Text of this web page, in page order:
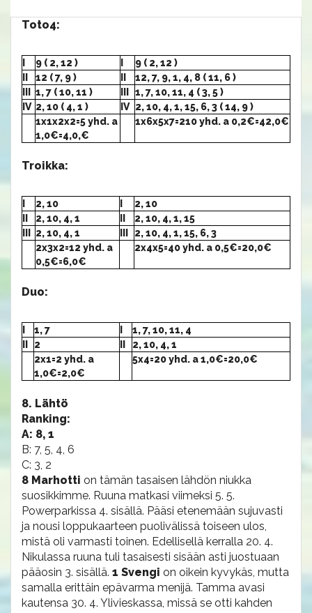
Toto4:
9 ( 2, 12 )
9 ( 2, 12 )
12 ( 7, 9 )
12, 7, 9, 1, 4, 8 ( 11, 6 )
1, 7 ( 10, 11 )
1, 7, 10, 11, 4 ( 3, 5 )
IV 2, 10 ( 4, 1 ) IV 2, 10, 4, 1, 15, 6, 3 ( 14, 9 )
1x1x2x2=5 yhd. a
1,0€=4,0,€
1x6x5x7=210 yhd. a 0,2€=42,0€
Troikka:
2, 10
2, 10
2, 10, 4, 1
2, 10, 4, 1, 15
2, 10, 4, 1
2, 10, 4, 1, 15, 6, 3
2x3x2=12 yhd. a
0,5€=6,0€
2x4x5=40 yhd. a 0,5€=20,0€
Duo:
1, 7
1, 7, 10, 11, 4
2
2, 10, 4, 1
2x1=2 yhd. a
1,0€=2,0€
5x4=20 yhd. a 1,0€=20,0€
8. Lähtö
Ranking:
A: 8, 1
B: 7, 5, 4, 6
C: 3, 2
8 Marhotti on tämän tasaisen lähdön niukka
suosikkimme. Ruuna matkasi viimeksi 5. 5.
Powerparkissa 4. sisällä. Pääsi etenemään sujuvasti
ja nousi loppukaarteen puolivälissä toiseen ulos,
mistä oli varmasti toinen. Edellisellä kerralla 20. 4.
Nikulassa ruuna tuli tasaisesti sisään asti juostuaan
pääosin 3. sisällä. 1 Svengi on oikein kyvykäs, mutta
samalla erittäin epävarma menijä. Tamma avasi
kautensa 30. 4. Ylivieskassa, missä se otti kahden